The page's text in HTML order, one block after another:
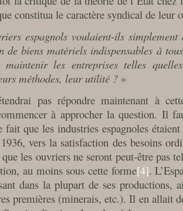
constitua le caractère syndical de leur
espagnols voulaient-ils
de biens matériels indispensables à
les entreprises telles
méthodes, leur utilité ?»
pas répondre maintenant à
à approcher la question. Il
fait que les industries espagnoles
vers la satisfaction des besoins
les ouvriers ne seront peut-être pas
au moins sous cette forme[4].
dans la plupart de ses productions,
premières (minerais, etc.). Il en allait